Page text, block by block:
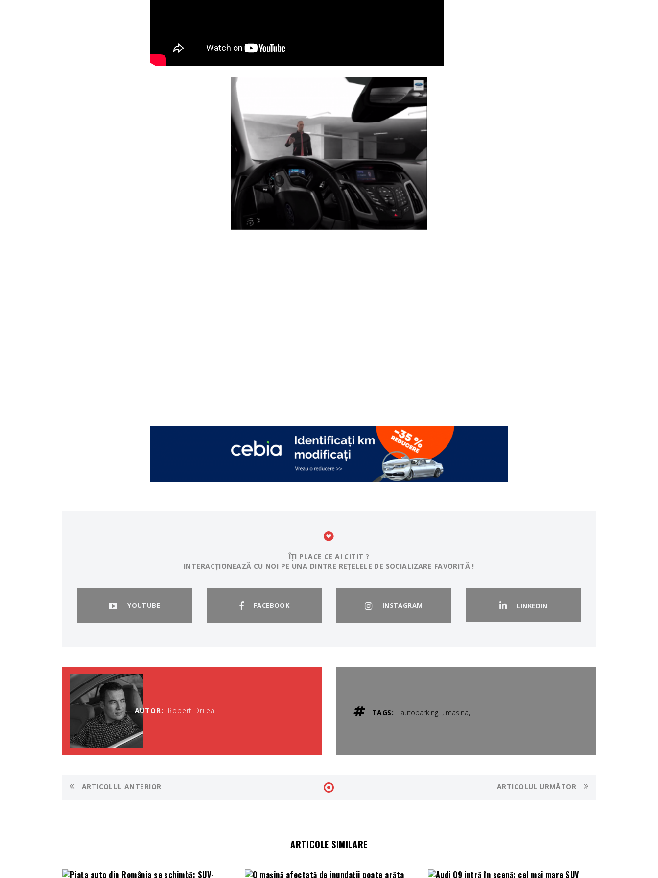
ÎȚI PLACE CE AI CITIT ?
INTERACȚIONEAZĂ CU NOI PE UNA DINTRE REȚELELE DE SOCIALIZARE FAVORITĂ !
YOUTUBE FACEBOOK INSTAGRAM LINKEDIN
AUTOR: Robert Drilea TAGS: autoparking , masina,
ARTICOLUL ANTERIOR ARTICOLUL URMĂTOR
ARTICOLE SIMILARE